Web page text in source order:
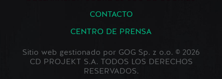
CONTACTO
CENTRO DE PRENSA
Sitio web gestionado por GOG Sp. z o.o. © 2026
CD PROJEKT S.A. TODOS LOS DERECHOS
RESERVADOS.